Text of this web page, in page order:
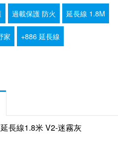
過載保護 防火 延長線 1.8M
家 +886 延長線
長線1.8米 V2-迷霧灰